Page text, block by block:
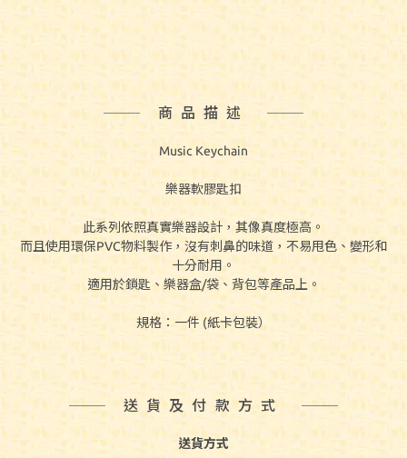
商品描述
Music Keychain
樂器軟膠匙扣
此系列依照真實樂器設計，其像真度極高。
而且使用環保PVC物料製作，沒有刺鼻的味道，不易甩色、變形和
十分耐用。
適用於鎖匙、樂器盒/袋、背包等產品上。
規格：一件 (紙卡包裝）
送貨及付款方式
送貨方式